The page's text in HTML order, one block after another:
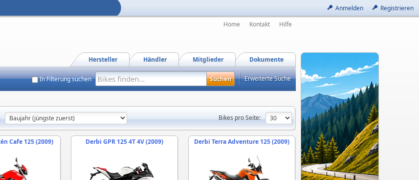
Anmelden Registrieren
Home Kontakt Hilfe
Dokumente
Mitglieder
Händler
Hersteller
Erweiterte Suche
In Filterung suchen
Bikes pro Seite:
Cafe 125 (2009) Derbi GPR 125 4T 4V (2009) Derbi Terra Adventure 125 (2009)